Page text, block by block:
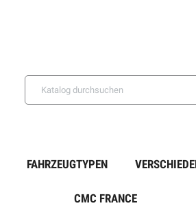
FAHRZEUGTYPEN
CMC FRANCE